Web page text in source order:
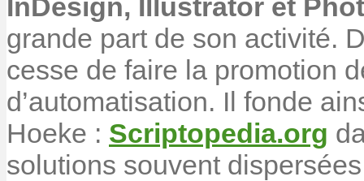
InDesign, Illustrator et
grande part de son activité.
cesse de faire la promotion
d’automatisation. Il fonde
Hoeke : Scriptopedia.org
solutions souvent